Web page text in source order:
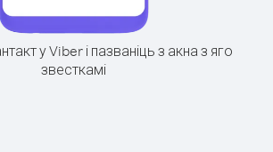
у Viber і пазваніць з акна з яго
звесткамі